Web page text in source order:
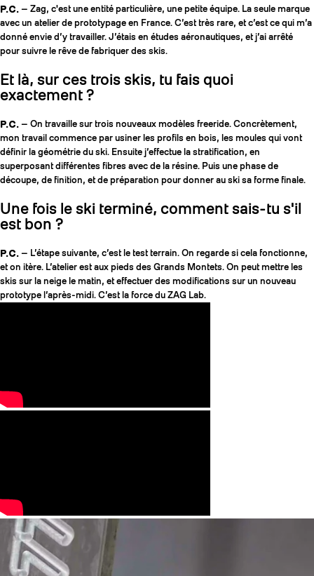
P.C. — Zag, c'est une entité particulière, une petite équipe. La seule marque
avec un atelier de prototypage en France. C’est très rare, et c’est ce qui m’a
donné envie d’y travailler. J’étais en études aéronautiques, et j’ai arrêté
pour suivre le rêve de fabriquer des skis.
Et là, sur ces trois skis, tu fais quoi
exactement ?
P.C. — On travaille sur trois nouveaux modèles freeride. Concrètement,
mon travail commence par usiner les profils en bois, les moules qui vont
définir la géométrie du ski. Ensuite j’effectue la stratification, en
superposant différentes fibres avec de la résine. Puis une phase de
découpe, de finition, et de préparation pour donner au ski sa forme finale.
Une fois le ski terminé, comment sais-tu s'il
est bon ?
P.C. — L’étape suivante, c’est le test terrain. On regarde si cela fonctionne,
et on itère. L’atelier est aux pieds des Grands Montets. On peut mettre les
skis sur la neige le matin, et effectuer des modifications sur un nouveau
prototype l’après-midi. C’est la force du ZAG Lab.